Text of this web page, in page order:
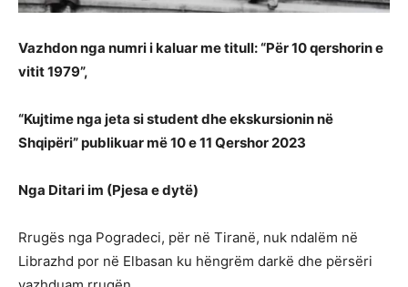
Vazhdon nga numri i kaluar me titull: “Për 10 qershorin e
vitit 1979”,
“Kujtime nga jeta si student dhe ekskursionin në
Shqipëri” publikuar më 10 e 11 Qershor 2023
Nga Ditari im (Pjesa e dytë)
Rrugës nga Pogradeci, për në Tiranë, nuk ndalëm në
Librazhd por në Elbasan ku hëngrëm darkë dhe përsëri